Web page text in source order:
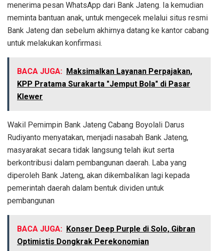
menerima pesan WhatsApp dari Bank Jateng. Ia kemudian
meminta bantuan anak, untuk mengecek melalui situs resmi
Bank Jateng dan sebelum akhirnya datang ke kantor cabang
untuk melakukan konfirmasi.
BACA JUGA: Maksimalkan Layanan Perpajakan,
KPP Pratama Surakarta "Jemput Bola" di Pasar
Klewer
Wakil Pemimpin Bank Jateng Cabang Boyolali Darus
Rudiyanto menyatakan, menjadi nasabah Bank Jateng,
masyarakat secara tidak langsung telah ikut serta
berkontribusi dalam pembangunan daerah. Laba yang
diperoleh Bank Jateng, akan dikembalikan lagi kepada
pemerintah daerah dalam bentuk dividen untuk
pembangunan
BACA JUGA: Konser Deep Purple di Solo, Gibran
Optimistis Dongkrak Perekonomian